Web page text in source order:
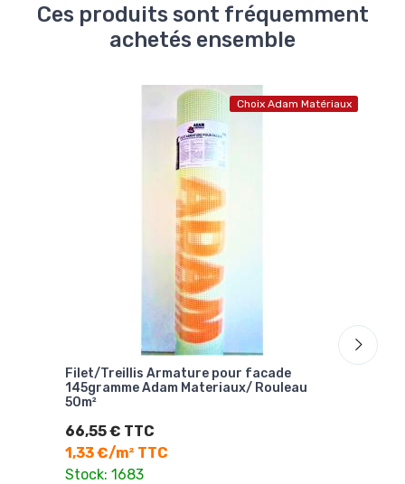
Ces produits sont fréquemment
achetés ensemble
Choix Adam Matériaux
Filet/Treillis Armature pour facade
145gramme Adam Materiaux/ Rouleau
50m²
66,55 € TTC
1,33 €/m² TTC
Stock: 1683